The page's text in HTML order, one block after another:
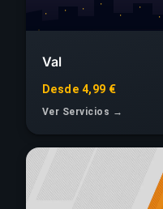
Val
Desde 4,99 €
Ver Servicios →